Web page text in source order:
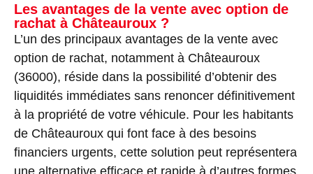
Les avantages de la vente avec option de
rachat à Châteauroux ?
L’un des principaux avantages de la vente avec
option de rachat, notamment à Châteauroux
(36000), réside dans la possibilité d’obtenir des
liquidités immédiates sans renoncer définitivement
à la propriété de votre véhicule. Pour les habitants
de Châteauroux qui font face à des besoins
financiers urgents, cette solution peut représentera
une alternative efficace et rapide à d’autres formes